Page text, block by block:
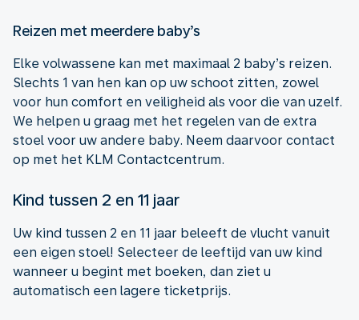
Reizen met meerdere baby’s
Elke volwassene kan met maximaal 2 baby’s reizen.
Slechts 1 van hen kan op uw schoot zitten, zowel
voor hun comfort en veiligheid als voor die van uzelf.
We helpen u graag met het regelen van de extra
stoel voor uw andere baby. Neem daarvoor contact
op met het KLM Contactcentrum.
Kind tussen 2 en 11 jaar
Uw kind tussen 2 en 11 jaar beleeft de vlucht vanuit
een eigen stoel! Selecteer de leeftijd van uw kind
wanneer u begint met boeken, dan ziet u
automatisch een lagere ticketprijs.